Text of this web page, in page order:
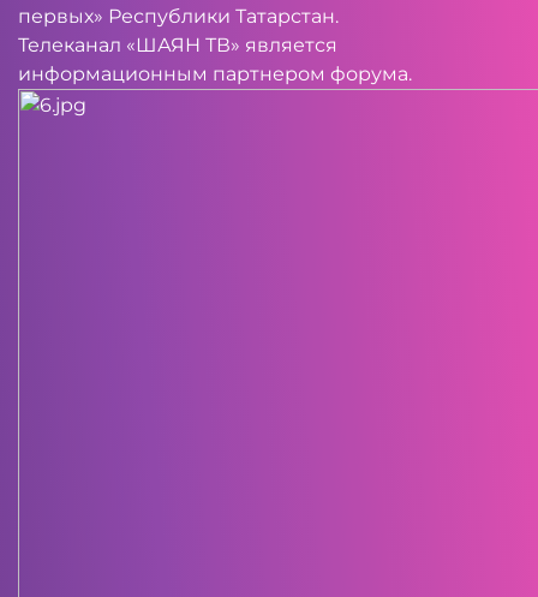
первых» Республики Татарстан.
Телеканал «ШАЯН ТВ» является
информационным партнером форума.